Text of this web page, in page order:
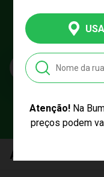
Atenção!Na
preços podem
E fique por dentro
E-mail
Atendimento